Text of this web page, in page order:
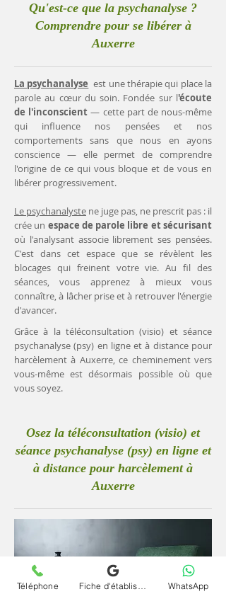
Qu'est-ce que la psychanalyse ?
Comprendre pour se libérer à
Auxerre
La psychanalyse est une thérapie qui place la
parole au cœur du soin. Fondée sur l'écoute
de l'inconscient— cette part de nous-même
qui influence nos pensées et nos
comportements sans que nous en ayons
conscience — elle permet de comprendre
l'origine de ce qui vous bloque et de vous en
libérer progressivement.
Le psychanalyste ne juge pas, ne prescrit pas : il
crée un espace de parole libre et sécurisant
où l'analysant associe librement ses pensées.
C'est dans cet espace que se révèlent les
blocages qui freinent votre vie. Au fil des
séances, vous apprenez à mieux vous
connaître, à lâcher prise et à retrouver l'énergie
d'avancer.
Grâce à la téléconsultation (visio) et séance
psychanalyse (psy) en ligne et à distance pour
harcèlement à Auxerre, ce cheminement vers
vous-même est désormais possible où que
vous soyez.
Osez la téléconsultation (visio) et
séance psychanalyse (psy) en ligne et
à distance pour harcèlement à
Auxerre
Téléphone WhatsApp